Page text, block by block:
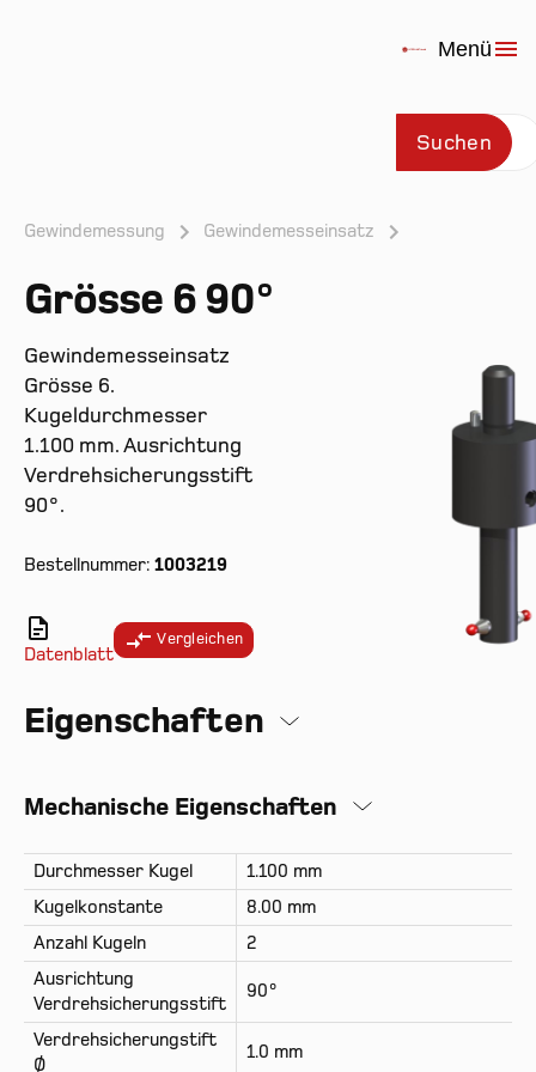
Menü
Suchen
Gewindemessung Gewindemesseinsatz
Grösse 6 90°
Gewindemesseinsatz
Grösse 6.
Kugeldurchmesser
1.100 mm. Ausrichtung
Verdrehsicherungsstift
90°.
Bestellnummer: 1003219
Datenblatt
Vergleichen
Eigenschaften
Mechanische Eigenschaften
Durchmesser Kugel
1.100 mm
Kugelkonstante
8.00 mm
Anzahl Kugeln
2
Ausrichtung
Verdrehsicherungsstift
90°
Verdrehsicherungstift
Ø
1.0 mm